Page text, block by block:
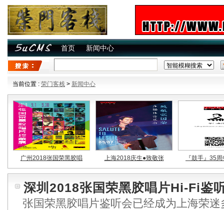
首页 新闻中心
当前位置 : 荣门客栈 > 新闻中心
广州2018张国荣黑胶唱 上海2018庆生●致敬张 『鼓手』35
深圳2018张国荣黑胶唱片Hi-Fi鉴
张国荣黑胶唱片鉴听会已经成为上海荣